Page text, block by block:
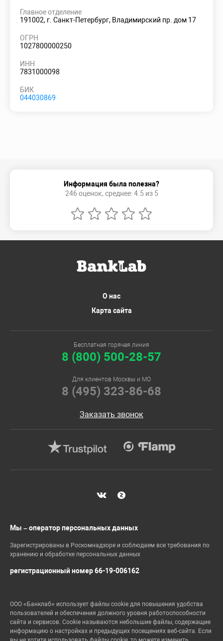
Главное отделение
191002, г. Санкт-Петербург, Владимирский пр. дом 17
ОГРН
1027800000250
ИНН
7831000098
БИК
044030869
Информация была полезна?
246 оценок, среднее: 4.5 из 5
О нас
Карта сайта
Бесплатная горячая линия
8 (800) 500-28-57
Для клиентов Москвы и МО
8 (495) 323-86-68
Заказать звонок
Мы – оператор персональных данных
Зарегистрированы в Роскомнадзоре и соблюдаем все требования по
хранению и обработке персональных данных
регистрационный номер 66-19-006162
ООО «Банклаб» использует файлы cookie для повышения удобства
пользователей и обеспечения должного уровня работоспособности
сайта и сервисов. Cookie называются небольшие файлы, содержащие
информацию о настройках и предыдущих посещениях веб-сайта. Если